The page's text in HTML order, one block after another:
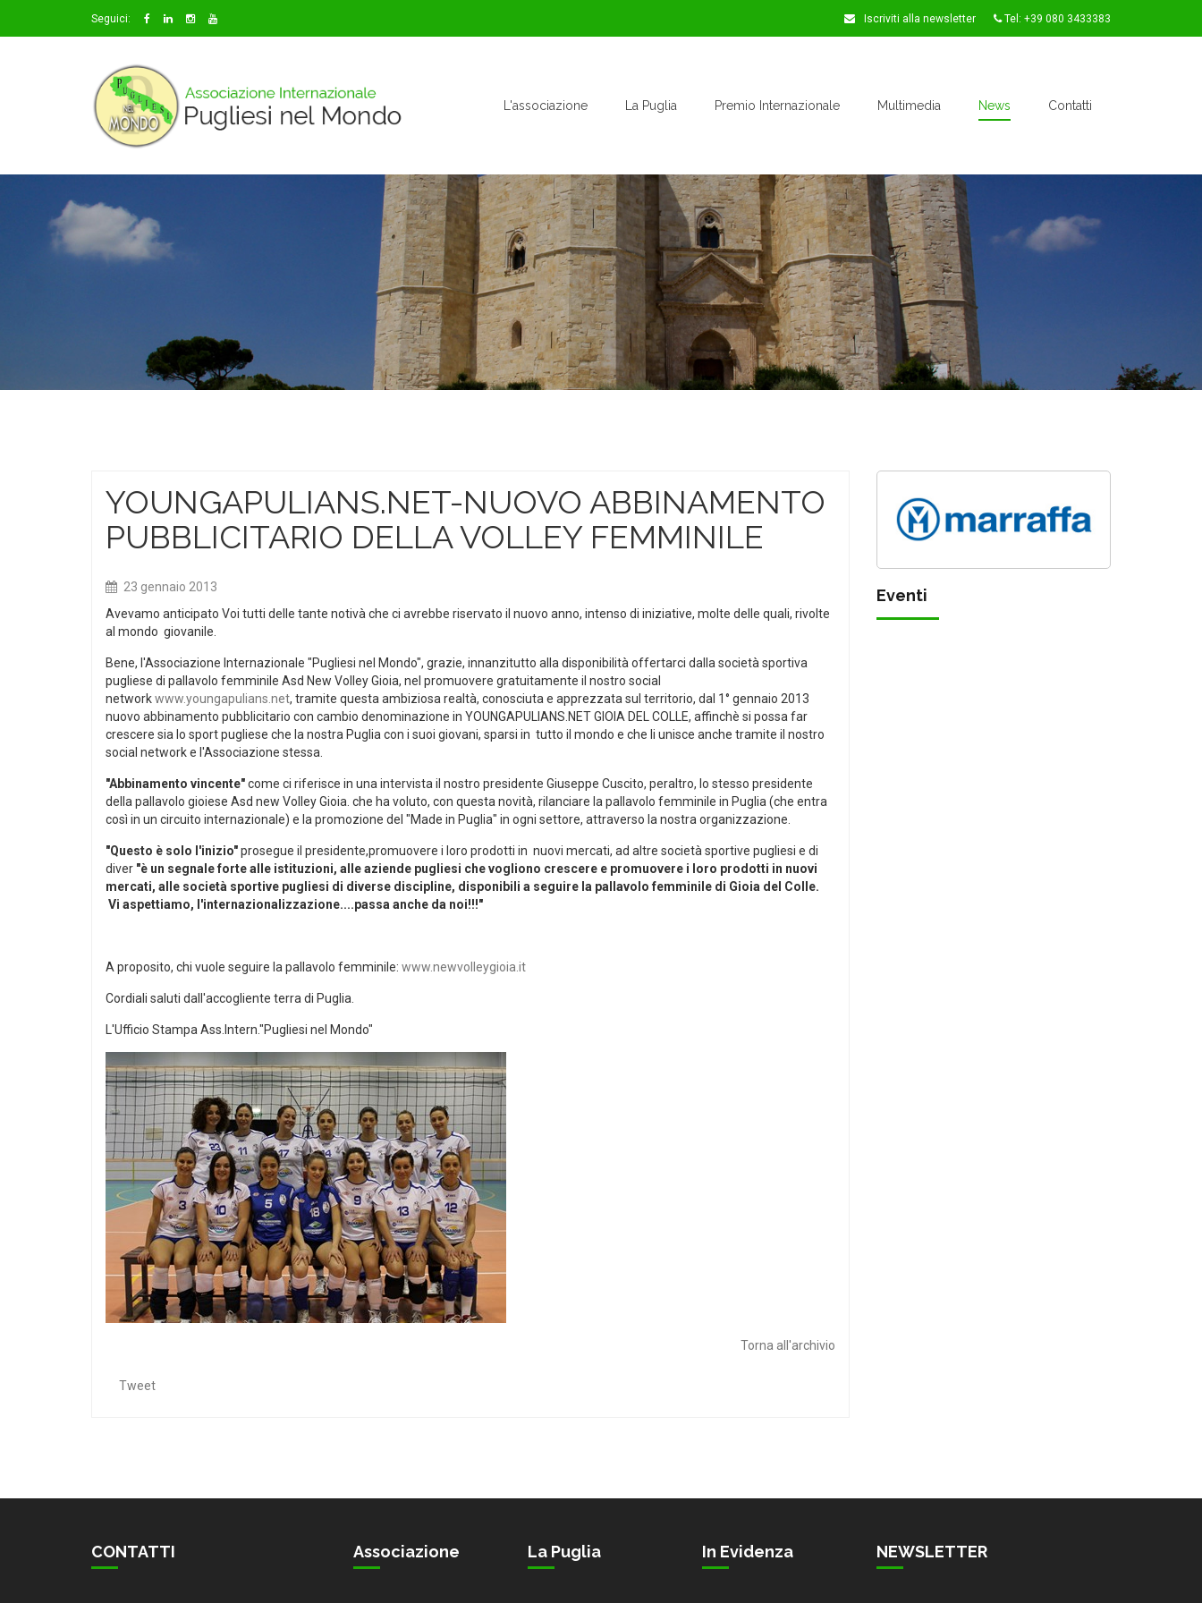
Seguici: Iscriviti alla newsletter Tel: +39 080 3433383
L'associazione La Puglia Premio Internazionale Multimedia News Contatti
YOUNGAPULIANS.NET-NUOVO ABBINAMENTO
PUBBLICITARIO DELLA VOLLEY FEMMINILE
23 gennaio 2013
Avevamo anticipato Voi tutti delle tante notivà che ci avrebbe riservato il nuovo anno, intenso di iniziative, molte delle quali, rivolte
al mondo giovanile.
Bene, l'Associazione Internazionale "Pugliesi nel Mondo", grazie, innanzitutto alla disponibilità offertarci dalla società sportiva
pugliese di pallavolo femminile Asd New Volley Gioia, nel promuovere gratuitamente il nostro social
networkwww.youngapulians.net, tramite questa ambiziosa realtà, conosciuta e apprezzata sul territorio, dal 1° gennaio 2013
nuovo abbinamento pubblicitario con cambio denominazione in YOUNGAPULIANS.NET GIOIA DEL COLLE, affinchè si possa far
crescere sia lo sport pugliese che la nostra Puglia con i suoi giovani, sparsi in tutto il mondo e che li unisce anche tramite il nostro
social network e l'Associazione stessa.
"Abbinamento vincente"come ci riferisce in una intervista il nostro presidente Giuseppe Cuscito, peraltro, lo stesso presidente
della pallavolo gioiese Asd new Volley Gioia. che ha voluto, con questa novità, rilanciare la pallavolo femminile in Puglia (che entra
così in un circuito internazionale) e la promozione del "Made in Puglia" in ogni settore, attraverso la nostra organizzazione.
"Questo è solo l'inizio"prosegue il presidente,promuovere i loro prodotti in nuovi mercati, ad altre società sportive pugliesi e di
diver "è un segnale forte alle istituzioni, alle aziende pugliesi che vogliono crescere e promuovere i loro prodotti in nuovi
mercati, alle società sportive pugliesi di diverse discipline, disponibili a seguire la pallavolo femminile di Gioia del Colle.
Vi aspettiamo, l'internazionalizzazione....passa anche da noi!!!"
A proposito, chi vuole seguire la pallavolo femminile: www.newvolleygioia.it
Cordiali saluti dall'accogliente terra di Puglia.
L'Ufficio Stampa Ass.Intern."Pugliesi nel Mondo"
Torna all'archivio
Tweet
Eventi
CONTATTI Associazione La Puglia In Evidenza NEWSLETTER